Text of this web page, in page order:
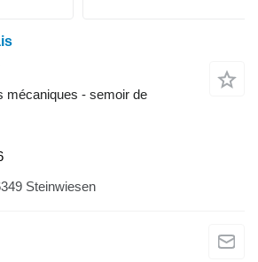
mécaniques - semoir de
Steinwiesen